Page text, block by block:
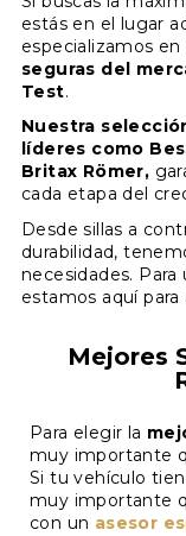
limitan las
cuello
cuenta el
Además,
mejores
elementos
De este
posturalen
No todas las
del coche
Además,
Laclave
recibirá el
fundamental
conlos
pasado el
mejores
Último Koala
tener y que
delante es la
sillas a
anti vuelco,
El segundo
controla la
encontrar
antivuelco y
habitual es
sillas con
estás en el lugar
especializamos en
seguras del
Test.
Nuestra
líderes como
Britax Römer,
cada etapa del
Desde sillas a
durabilidad,
necesidades.
estamos aquí para
Mejores
Para elegir la
muy importante
Si tu vehículo
muy importante
con un asesor